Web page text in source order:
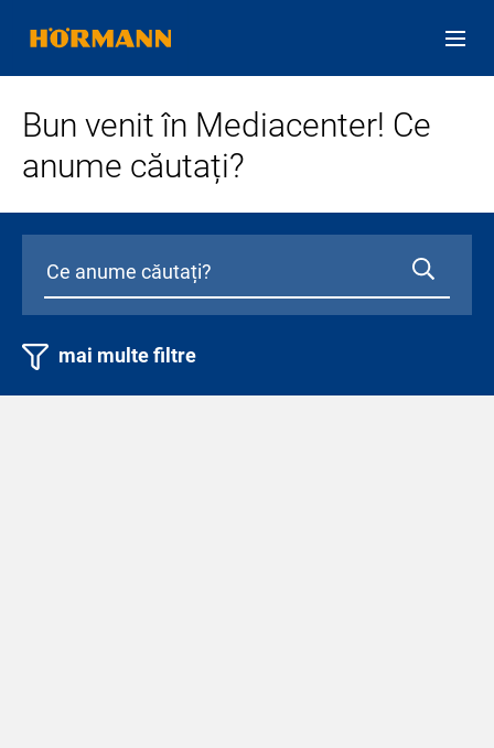
Bun venit în Mediacenter! Ce
anume căutați?
mai multe filtre